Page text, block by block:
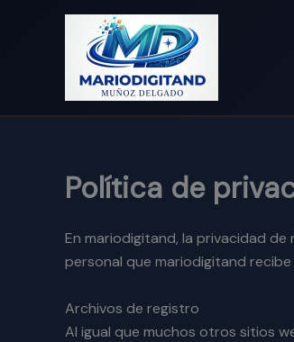
Política de
En mariodigitand, la privacidad
personal que mariodigitand
Archivos de registro
Al igual que muchos otros sitios